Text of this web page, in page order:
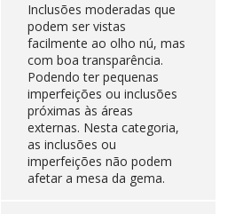
Inclusões moderadas que
podem ser vistas
facilmente ao olho nú, mas
com boa transparência.
Podendo ter pequenas
imperfeições ou inclusões
próximas às áreas
externas. Nesta categoria,
as inclusões ou
imperfeições não podem
afetar a mesa da gema.